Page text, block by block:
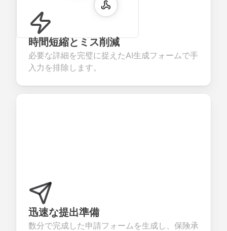
時間短縮とミス削減
必要な詳細を完璧に捉えたAI生成フォームで手
入力を排除します。
迅速な提出準備
数分で完成した申請フォームを生成し、保険承